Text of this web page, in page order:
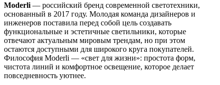
Moderli — российский бренд современной светотехники,
основанный в 2017 году. Молодая команда дизайнеров и
инженеров поставила перед собой цель создавать
функциональные и эстетичные светильники, которые
отвечают актуальным мировым трендам, но при этом
остаются доступными для широкого круга покупателей.
Философия Moderli — «свет для жизни»: простота форм,
чистота линий и комфортное освещение, которое делает
повседневность уютнее.